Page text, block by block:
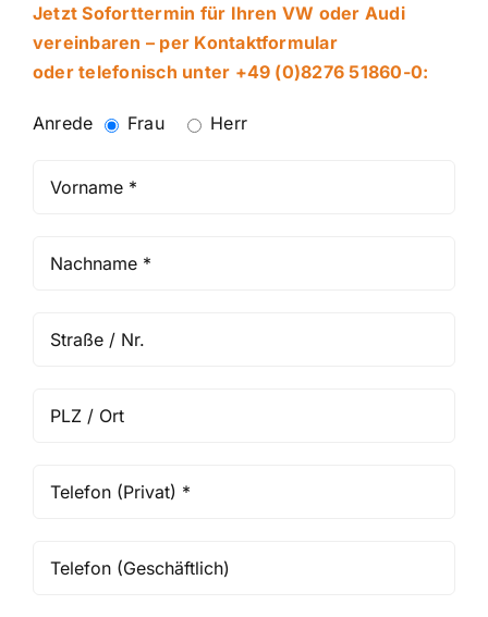
Jetzt Soforttermin für Ihren VW oder Audi
vereinbaren – per Kontaktformular
oder telefonisch unter +49 (0)8276 51860-0:
Anrede Frau Herr